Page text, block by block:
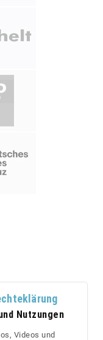
Nutzungen
Videos und